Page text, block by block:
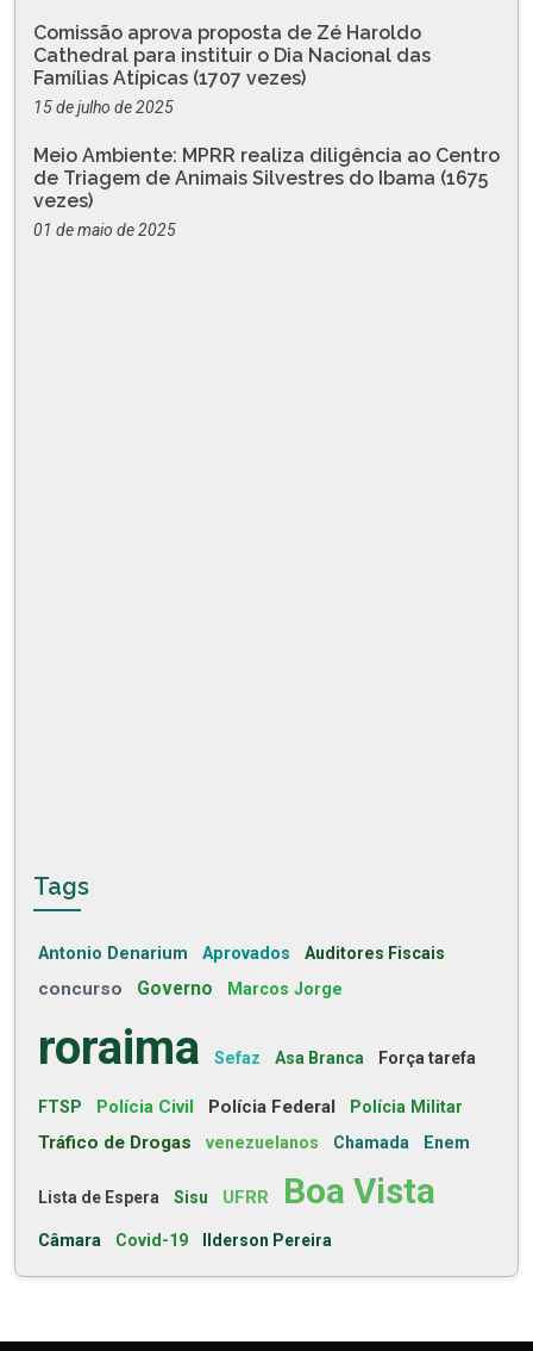
Comissão aprova proposta de Zé Haroldo
Cathedral para instituir o Dia Nacional das
Famílias Atípicas (1707 vezes)
15 de julho de 2025
Meio Ambiente: MPRR realiza diligência ao Centro
de Triagem de Animais Silvestres do Ibama (1675
vezes)
01 de maio de 2025
Tags
Antonio Denarium Aprovados Auditores Fiscais
concurso Governo Marcos Jorge
roraima Sefaz Asa Branca Força tarefa
FTSP Polícia Civil Polícia Federal Polícia Militar
Tráfico de Drogas venezuelanos Chamada Enem
Lista de Espera Sisu UFRR Boa Vista
Câmara Covid-19 Ilderson Pereira